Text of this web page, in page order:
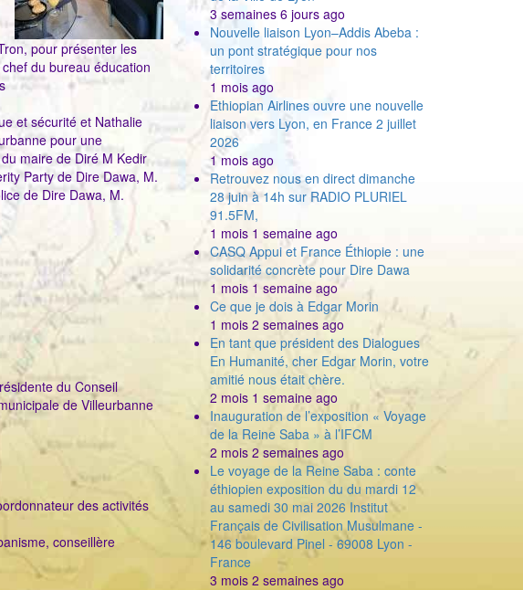
pour présenter les
du bureau éducation
et sécurité et Nathalie
pour une
maire de Diré M Kedir
Party de Dire Dawa, M.
de Dire Dawa, M.
du Conseil
de Villeurbanne
des activités
conseillère
3 semaines 6 jours ago
Nouvelle liaison Lyon–Addis Abeba :
un pont stratégique pour nos
territoires
1 mois ago
Ethiopian Airlines ouvre une nouvelle
liaison vers Lyon, en France 2 juillet
2026
1 mois ago
Retrouvez nous en direct dimanche
28 juin à 14h sur RADIO PLURIEL
91.5FM,
1 mois 1 semaine ago
CASQ Appui et France Éthiopie : une
solidarité concrète pour Dire Dawa
1 mois 1 semaine ago
Ce que je dois à Edgar Morin
1 mois 2 semaines ago
En tant que président des Dialogues
En Humanité, cher Edgar Morin, votre
amitié nous était chère.
2 mois 1 semaine ago
Inauguration de l’exposition « Voyage
de la Reine Saba » à l’IFCM
2 mois 2 semaines ago
Le voyage de la Reine Saba : conte
éthiopien exposition du du mardi 12
au samedi 30 mai 2026 Institut
Français de Civilisation Musulmane -
146 boulevard Pinel - 69008 Lyon -
France
3 mois 2 semaines ago